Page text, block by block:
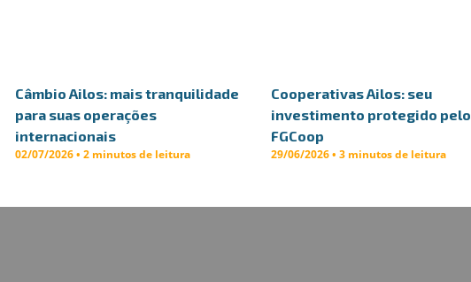
Câmbio Ailos: mais tranquilidade
para suas operações
internacionais
02/07/2026 • 2 minutos de leitura
Cooperativas Ailos: seu
investimento protegido pelo
FGCoop
29/06/2026 • 3 minutos de leitura